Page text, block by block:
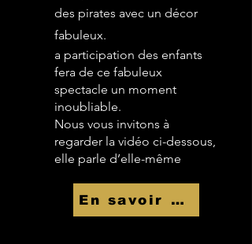
des pirates avec un décor
fabuleux.
a participation des enfants
fera de ce fabuleux
spectacle un moment
inoubliable.
Nous vous invitons à
regarder la vidéo ci-dessous,
elle parle d’elle-même
En savoir Plus